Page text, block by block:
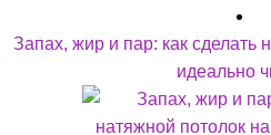
Запах, жир и пар: как сделать
идеально